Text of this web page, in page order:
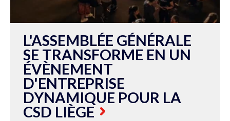
L'ASSEMBLÉE GÉNÉRALE
SE TRANSFORME EN UN
ÉVÈNEMENT
D'ENTREPRISE
DYNAMIQUE POUR LA
CSD LIÈGE